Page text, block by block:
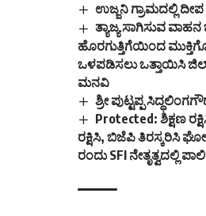
ಉಜ್ಜನಿ ಗ್ರಾಮದಲ್ಲಿ
ತ್ಯಾಜ್ಯ ಸಾಗಿಸುವ ವಾಹನ
ಹೊರಗುತ್ತಿಗೆಯಿಂದ
ಒಳಪಡಿಸಲು ಒತ್ತಾಯಿಸಿ
ಮನವಿ
ಶ್ರೀ ಪುಟ್ಟಪ್ಪ
Protected: ಶಿಕ್ಷಣ
ರಕ್ಷಿಸಿ, ಬಿಜೆಪಿ ತಿರಸ್ಕರಿಸಿ
ರಂದು SFI ನೇತೃತ್ವದಲ್ಲಿ